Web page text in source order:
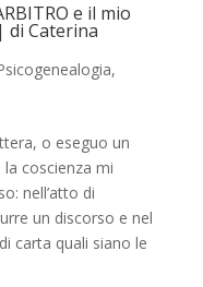
e il mio
Caterina
,
o eseguo un
coscienza mi
nell’atto di
un discorso e nel
carta quali siano le